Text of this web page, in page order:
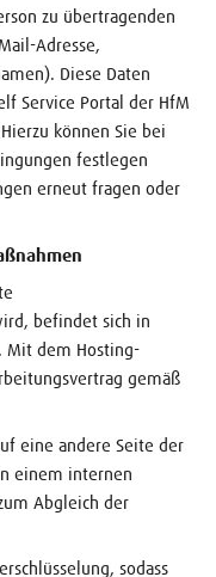
zu übertragenden
Adresse,
Diese Daten
Service Portal der HfM
können Sie bei
festlegen
erneut fragen oder
befindet sich in
Mit dem Hosting-
gemäß
eine andere Seite der
einem internen
Abgleich der
sodass